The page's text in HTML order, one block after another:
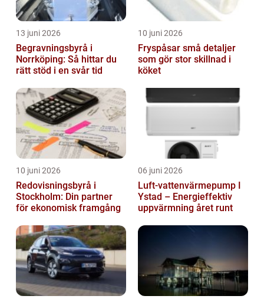
13 juni 2026
Begravningsbyrå i
Norrköping: Så hittar du
rätt stöd i en svår tid
10 juni 2026
Fryspåsar små detaljer
som gör stor skillnad i
köket
10 juni 2026
Redovisningsbyrå i
Stockholm: Din partner
för ekonomisk framgång
06 juni 2026
Luft-vattenvärmepump I
Ystad – Energieffektiv
uppvärmning året runt